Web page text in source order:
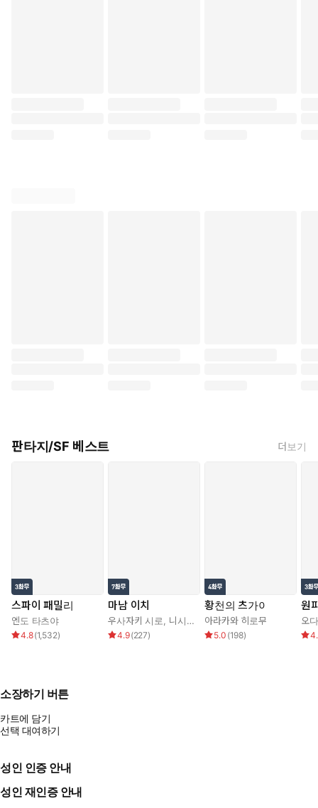
판타지/SF 베스트 더보기
스파이 패밀리
엔도 타츠야
4.8(1,532)
마남 이치
우사자키 시로, 니시 오사무
4.9(227)
황천의 츠가이
아라카와 히로무
5.0 (198)
원
오
소장하기 버튼
카트에 담기
선택 대여하기
성인 인증 안내
성인 재인증 안내